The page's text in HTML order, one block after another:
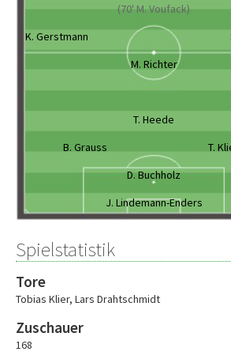
(70' M. Voufack)
K. Gerstmann
M. Richter
T. Heede
B. Grauss
T.
D. Buchholz
J. Lindemann-Enders
Spielstatistik
Tore
Tobias Klier, Lars Drahtschmidt
Zuschauer
168